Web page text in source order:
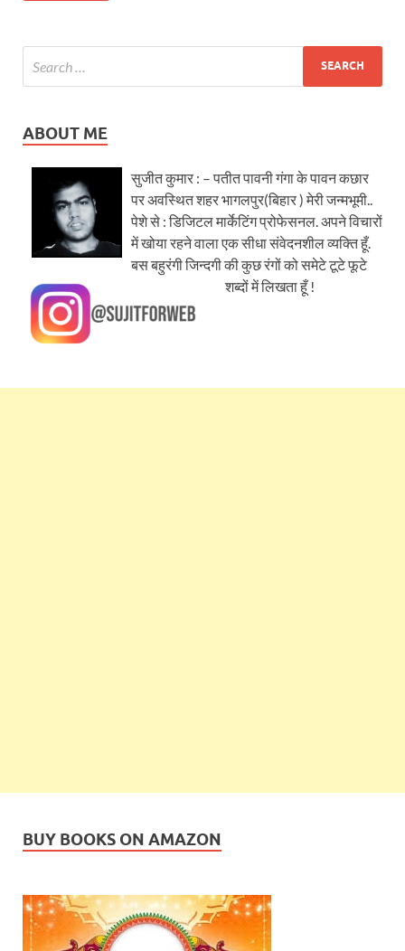
ABOUT ME
सुजीत कुमार : – पतीत पावनी गंगा के पावन कछार
पर अवस्थित शहर भागलपुर(बिहार ) मेरी जन्मभूमी..
पेशे से : डिजिटल मार्केटिंग प्रोफेसनल. अपने विचारों
में खोया रहने वाला एक सीधा संवेदनशील व्यक्ति हूँ.
बस बहुरंगी जिन्दगी की कुछ रंगों को समेटे टूटे फूटे
शब्दों में लिखता हूँ !
BUY BOOKS ON AMAZON